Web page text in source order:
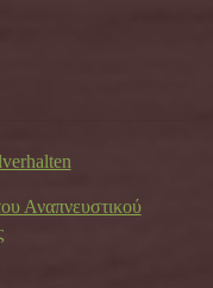
Αναπνευστικού